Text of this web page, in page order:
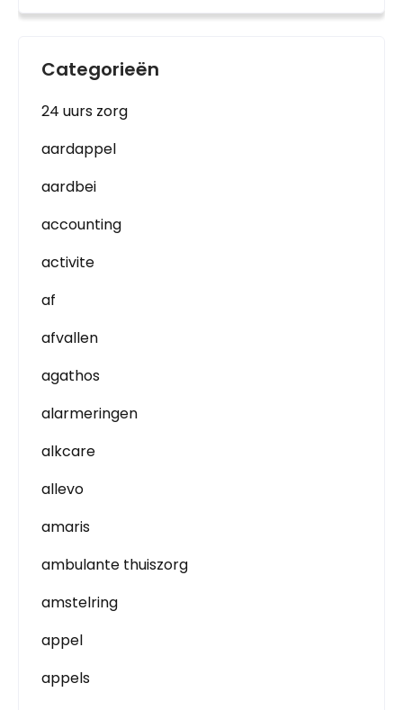
Categorieën
24 uurs zorg
aardappel
aardbei
accounting
activite
af
afvallen
agathos
alarmeringen
alkcare
allevo
amaris
ambulante thuiszorg
amstelring
appel
appels